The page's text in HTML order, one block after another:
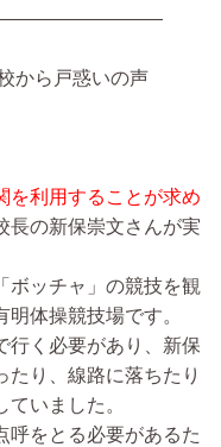
から戸惑いの声
を利用することが求め
長の新保崇文さんが実
ボッチャ」の競技を観
体操競技場です。
行く必要があり、新保
たり、線路に落ちたり
いました。
呼をとる必要があるた